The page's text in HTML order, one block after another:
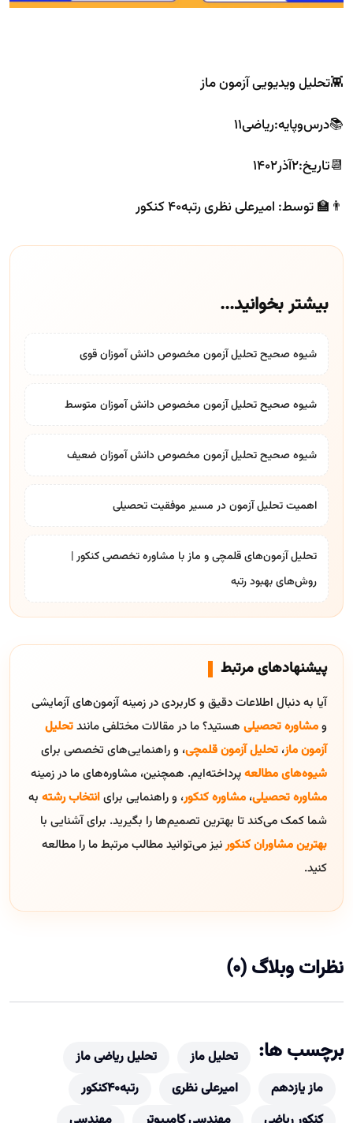
👾تحلیل ویدیویی آزمون ماز
📚درس‌و‌پایه:ریاضی۱۱
📆تاریخ:۲آذر۱۴۰۲
👨‍🏫 توسط: امیرعلی نظری رتبه۴۰ کنکور
بیشتر بخوانید...
شیوه صحیح تحلیل آزمون مخصوص دانش آموزان قوی
شیوه صحیح تحلیل آزمون مخصوص دانش آموزان متوسط
شیوه صحیح تحلیل آزمون مخصوص دانش آموزان ضعیف
اهمیت تحلیل آزمون در مسیر موفقیت تحصیلی
تحلیل آزمون‌های قلمچی و ماز با مشاوره تخصصی کنکور |
روش‌های بهبود رتبه
پیشنهادهای مرتبط
آیا به دنبال اطلاعات دقیق و کاربردی در زمینه آزمون‌های آزمایشی
ومشاوره تحصیلی هستید؟ ما در مقالات مختلفی مانندتحلیل
آزمون ماز، تحلیل آزمون قلمچی، و راهنمایی‌های تخصصی برای
شیوه‌های مطالعهپرداخته‌ایم. همچنین، مشاوره‌های ما در زمینه
مشاوره تحصیلی، مشاوره کنکور، و راهنمایی برایانتخاب رشته به
شما کمک می‌کند تا بهترین تصمیم‌ها را بگیرید. برای آشنایی با
بهترین مشاوران کنکورنیز می‌توانید مطالب مرتبط ما را مطالعه
کنید.
نظرات وبلاگ (0)
برچسب ها: تحلیل ماز
تحلیل ریاضی ماز
ماز یازدهم
امیرعلی نظری
رتبه40کنکور